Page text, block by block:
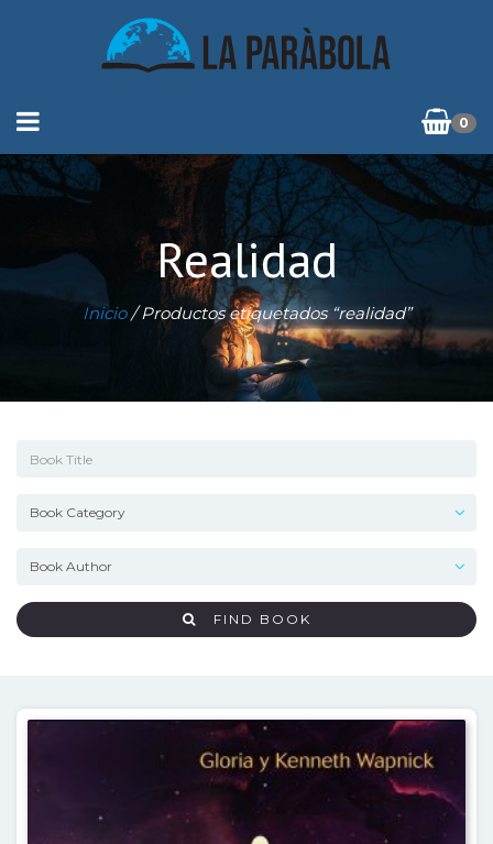
0
Realidad
Inicio/ Productos etiquetados “realidad”
FIND BOOK